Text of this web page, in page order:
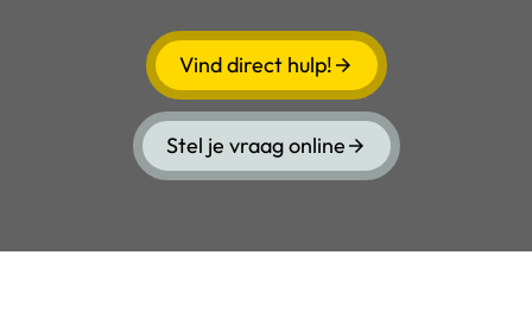
Vind direct hulp!
Stel je vraag online